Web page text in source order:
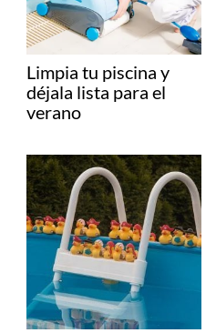
Limpia tu piscina y
déjala lista para el
verano